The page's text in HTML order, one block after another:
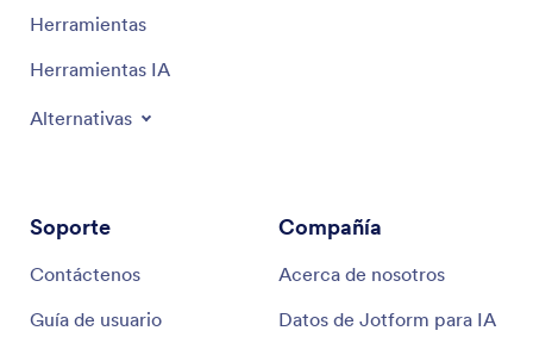
Herramientas
Herramientas IA
Alternativas
Soporte
Contáctenos
Guía de usuario
Compañía
Acerca de nosotros
Datos de Jotform para IA